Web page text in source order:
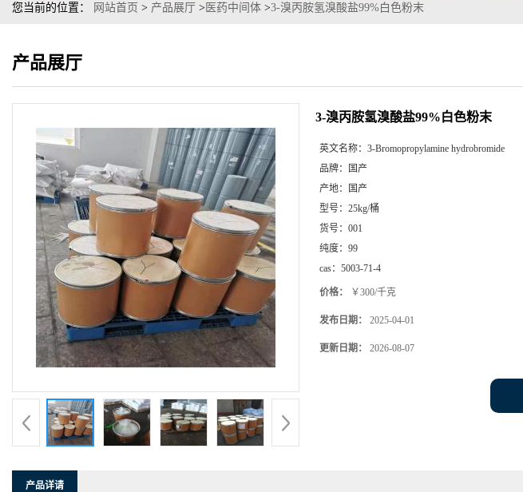
您当前的位置： 网站首页 > 产品展厅 > 医药中间体 >3-溴丙胺氢溴酸盐99%白色粉末
产品展厅
3-溴丙胺氢溴酸盐99%白色粉末
英文名称： 3-Bromopropylamine hydrobromide
品牌：
国产
产地：
国产
型号： 25kg/桶
货号： 001
纯度： 99
cas： 5003-71-4
价格： ￥300/千克
发布日期： 2025-04-01
更新日期： 2026-08-07
产品详请